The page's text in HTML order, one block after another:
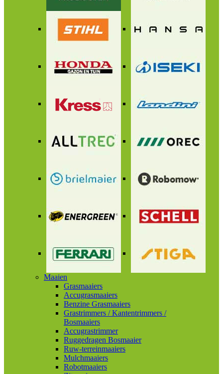
Maaien
Grasmaaiers
Accugrasmaaiers
Benzine Grasmaaiers
Grastrimmers / Kantentrimmers /
Bosmaaiers
Accugrastrimmer
Ruggedragen Bosmaaier
Ruw-terreinmaaiers
Mulchmaaiers
Robotmaaiers